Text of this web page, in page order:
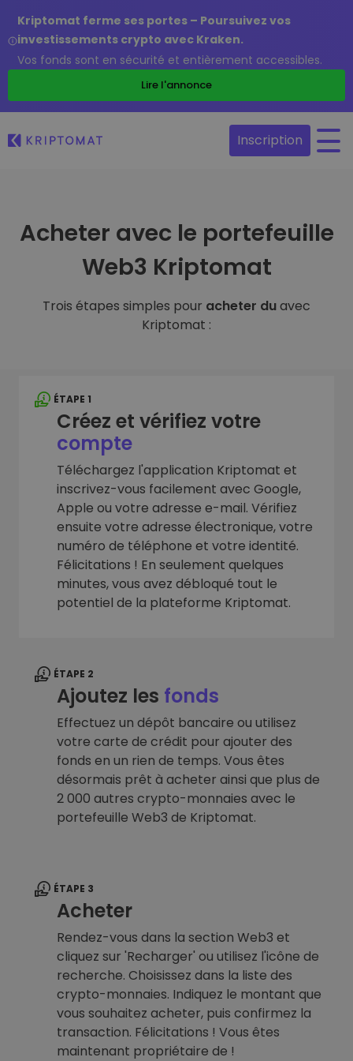
Kriptomat ferme ses portes – Poursuivez vos
investissements crypto avec Kraken.
Vos fonds sont en sécurité et entièrement accessibles.
Lire l'annonce
Inscription
Acheter avec le portefeuille
Web3 Kriptomat
Trois étapes simples pour acheter duavec
Kriptomat :
ÉTAPE 1
Créez et vérifiez votre
compte
Téléchargez l'application Kriptomat et
inscrivez-vous facilement avec Google,
Apple ou votre adresse e-mail. Vérifiez
ensuite votre adresse électronique, votre
numéro de téléphone et votre identité.
Félicitations ! En seulement quelques
minutes, vous avez débloqué tout le
potentiel de la plateforme Kriptomat.
ÉTAPE 2
Ajoutez les fonds
Effectuez un dépôt bancaire ou utilisez
votre carte de crédit pour ajouter des
fonds en un rien de temps. Vous êtes
désormais prêt à acheter ainsi que plus de
2 000 autres crypto-monnaies avec le
portefeuille Web3 de Kriptomat.
ÉTAPE 3
Acheter
Rendez-vous dans la section Web3 et
cliquez sur 'Recharger' ou utilisez l'icône de
recherche. Choisissez dans la liste des
crypto-monnaies. Indiquez le montant que
vous souhaitez acheter, puis confirmez la
transaction. Félicitations ! Vous êtes
maintenant propriétaire de !